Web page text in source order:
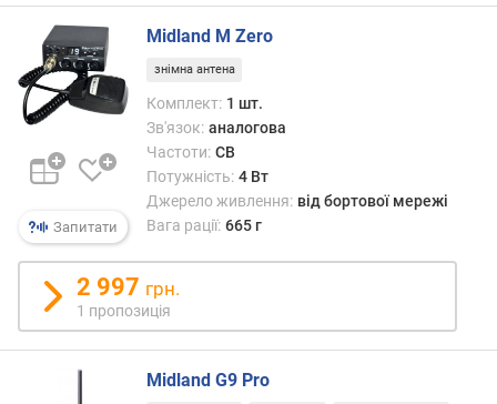
х
д
о
е
е
в
х
з
а
в
і
Запитати
Midland M Zero
знімна антена
Комплект: 1 шт.
Зв'язок: аналогова
Частоти: СВ
Потужність: 4 Вт
Джерело живлення: від бортової мережі
Вага рації: 665 г
2 997 грн.
1 пропозиція
Midland G9 Pro